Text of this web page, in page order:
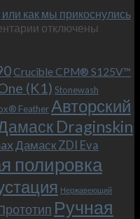
как мы прикоснулись
к
Макс
(Mad
Max),
или
как
мы
прикоснулись
к
фильма.
отключены
Crucible CPM® S125V™
(K1) Stonewash
FeatherАвторский
Draginskin
Дамаск ZDI Eva
полировка
Нержавеющий
Ручная